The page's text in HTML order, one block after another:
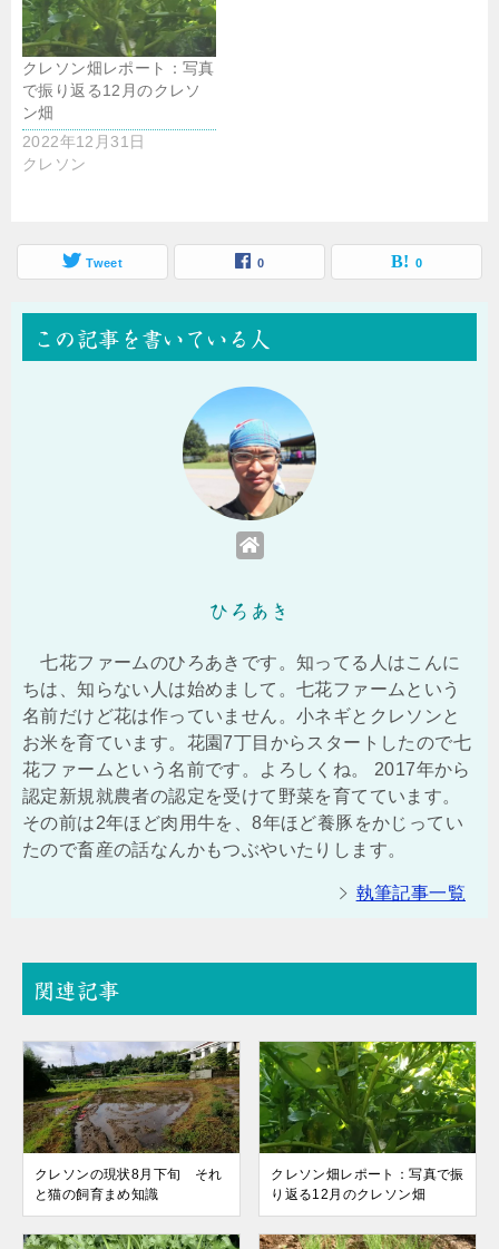
クレソン畑レポート：写真
で振り返る12月のクレソ
ン畑
2022年12月31日
クレソン
Tweet 0 0
この記事を書いている人
ひろあき
七花ファームのひろあきです。知ってる人はこんに
ちは、知らない人は始めまして。七花ファームという
名前だけど花は作っていません。小ネギとクレソンと
お米を育ています。花園7丁目からスタートしたので七
花ファームという名前です。よろしくね。 2017年から
認定新規就農者の認定を受けて野菜を育てています。
その前は2年ほど肉用牛を、8年ほど養豚をかじってい
たので畜産の話なんかもつぶやいたりします。
執筆記事一覧
関連記事
クレソンの現状8月下旬 それ
と猫の飼育まめ知識
クレソン畑レポート：写真で振
り返る12月のクレソン畑